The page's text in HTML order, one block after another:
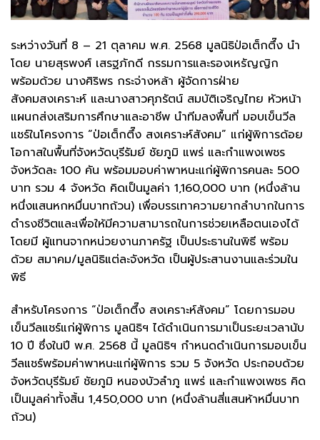
ระหว่างวันที่ 8 – 21 ตุลาคม พ.ศ. 2568 มูลนิธิป่อเต็กตึ๊ง นำ
โดย นายสุรพงศ์ เสรฐภักดี กรรมการและรองเหรัญญิก
พร้อมด้วย นางศิริพร กระจ่างหล้า ผู้จัดการฝ่าย
สังคมสงเคราะห์ และนางสาวศุภรัตน์ สมบัติเจริญไทย หัวหน้า
แผนกส่งเสริมการศึกษาและอาชีพ นำทีมลงพื้นที่ มอบเข็นวีล
แชร์ในโครงการ “ป่อเต็กตึ๊ง สงเคราะห์สังคม” แก่ผู้พิการด้อย
โอกาสในพื้นที่จังหวัดบุรีรัมย์ ชัยภูมิ แพร่ และกำแพงเพชร
จังหวัดละ 100 คัน พร้อมมอบค่าพาหนะแก่ผู้พิการคนละ 500
บาท รวม 4 จังหวัด คิดเป็นมูลค่า 1,160,000 บาท (หนึ่งล้าน
หนึ่งแสนหกหมื่นบาทถ้วน) เพื่อบรรเทาความยากลำบากในการ
ดำรงชีวิตและเพื่อให้มีความสามารถในการช่วยเหลือตนเองได้
โดยมี ผู้แทนจากหน่วยงานภาครัฐ เป็นประธานในพิธี พร้อม
ด้วย สมาคม/มูลนิธิแต่ละจังหวัด เป็นผู้ประสานงานและร่วมใน
พิธี
สำหรับโครงการ “ป่อเต็กตึ๊ง สงเคราะห์สังคม” โดยการมอบ
เข็นวีลแชร์แก่ผู้พิการ มูลนิธิฯ ได้ดำเนินการมาเป็นระยะเวลานับ
10 ปี ซึ่งในปี พ.ศ. 2568 นี้ มูลนิธิฯ กำหนดดำเนินการมอบเข็น
วีลแชร์พร้อมค่าพาหนะแก่ผู้พิการ รวม 5 จังหวัด ประกอบด้วย
จังหวัดบุรีรัมย์ ชัยภูมิ หนองบัวลำภู แพร่ และกำแพงเพชร คิด
เป็นมูลค่าทั้งสิ้น 1,450,000 บาท (หนึ่งล้านสี่แสนห้าหมื่นบาท
ถ้วน)